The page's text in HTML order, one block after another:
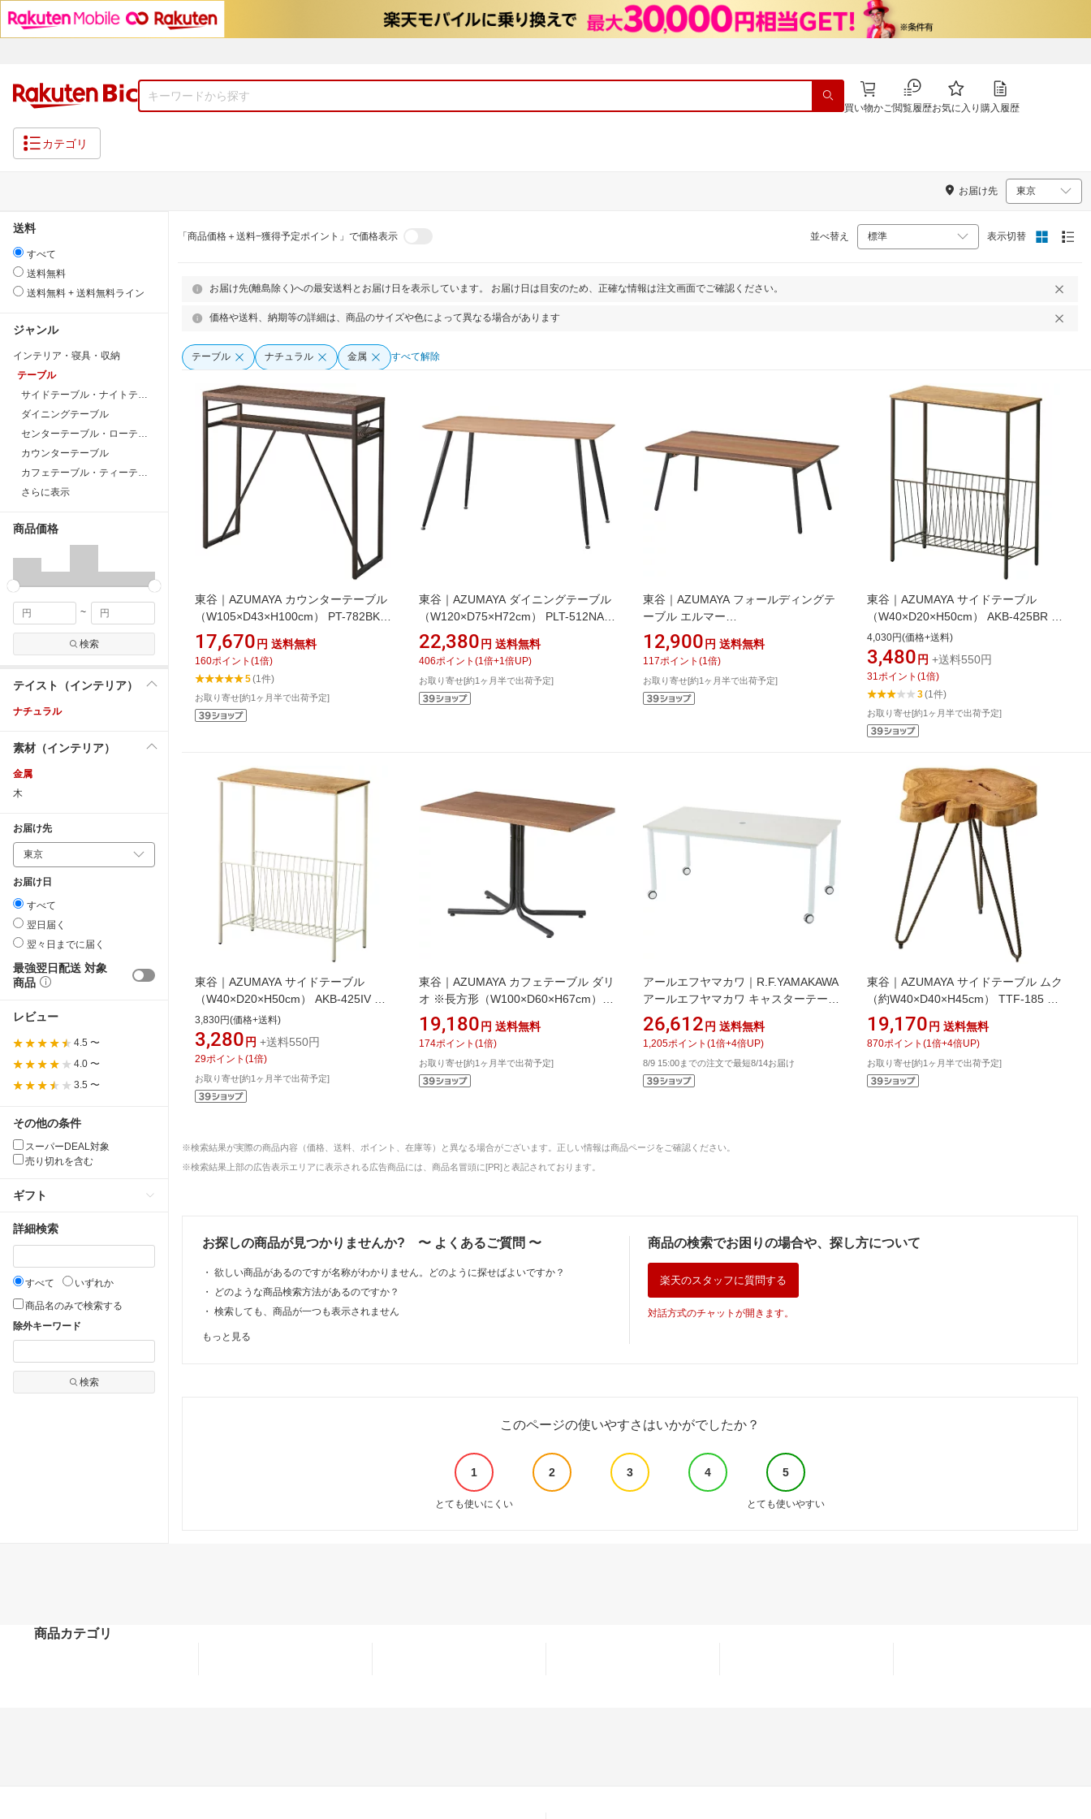
買い物かご閲覧履歴お気に入り 購入履歴
カテゴリ
お届け先
送料
すべて
送料無料
送料無料 + 送料無料ライン
ジャンル
インテリア・寝具・収納
テーブル
ダイニングテーブル
カウンターテーブル
さらに表示
商品価格
~
検索
テイスト（インテリア）
ナチュラル
素材（インテリア）
金属
木
お届け先
お届け日
すべて
翌日届く
翌々日までに届く
最強翌日配送 対象
商品
レビュー
4.5 〜
4.0 〜
3.5 〜
その他の条件
スーパーDEAL対象
売り切れを含む
ギフト
詳細検索
すべて
いずれか
商品名のみで検索する
除外キーワード
検索
「商品価格＋送料−獲得予定ポイント」で価格表示 並べ替え 表示切替
お届け先(離島除く)への最安送料とお届け日を表示しています。 お届け日は目安のため、正確な情報は注文画面でご確認ください。
価格や送料、納期等の詳細は、商品のサイズや色によって異なる場合があります
テーブル ナチュラル 金属 すべて解除
東谷｜AZUMAYA カウンターテーブル
（W105×D43×H100cm） PT-782BK
ブラック
17,670 円 送料無料
160ポイント (1 倍)
5(1件)
お取り寄せ[約1ヶ月半で出荷予定]
東谷｜AZUMAYA ダイニングテーブル
（W120×D75×H72cm） PLT-512NA
ナチュラル
22,380 円 送料無料
406ポイント (1 倍+1 倍UP)
お取り寄せ[約1ヶ月半で出荷予定]
東谷｜AZUMAYA フォールディングテ
ーブル エルマー
（W90×D48×H35cm） END-351 ブラ
ウン
12,900 円 送料無料
117ポイント (1 倍)
お取り寄せ[約1ヶ月半で出荷予定]
東谷｜AZUMAYA サイドテーブル
（W40×D20×H50cm） AKB-425BR ブ
ラウン
4,030円(価格+送料)
3,480 円 +送料550円
31 ポイント (1 倍)
3(1件)
お取り寄せ[約1ヶ月半で出荷予定]
東谷｜AZUMAYA サイドテーブル
（W40×D20×H50cm） AKB-425IV ア
イボリー
3,830円(価格+送料)
3,280 円 +送料550円
29ポイント (1 倍)
お取り寄せ[約1ヶ月半で出荷予定]
東谷｜AZUMAYA カフェテーブル ダリ
オ ※長方形（W100×D60×H67cm）
END-224TBR ブラウン
19,180 円 送料無料
174ポイント (1 倍)
お取り寄せ[約1ヶ月半で出荷予定]
アールエフヤマカワ｜R.F.YAMAKAWA
アールエフヤマカワ キャスターテーブ
ル脚 W1600xD800 RFCTT-
WL1680NA
26,612 円 送料無料
1,205ポイント (1 倍+4倍UP)
8/9 15:00までの注文で最短8/14お届け
東谷｜AZUMAYA サイドテーブル ムク
（約W40×D40×H45cm） TTF-185 ブ
ラウン
19,170 円 送料無料
870ポイント (1 倍+4倍UP)
お取り寄せ[約1ヶ月半で出荷予定]
※検索結果が実際の商品内容（価格、送料、ポイント、在庫等）と異なる場合がございます。正しい情報は商品ページをご確認ください。
※検索結果上部の広告表示エリアに表示される広告商品には、商品名冒頭に[PR]と表記されております。
お探しの商品が見つかりませんか? 〜 よくあるご質問 〜
・ 欲しい商品があるのですが名称がわかりません。どのように探せばよいですか？
・
どのような商品検索方法があるのですか？
・ 検索しても、商品が一つも表示されません
もっと見る
商品の検索でお困りの場合や、探し方について
楽天のスタッフに質問する
対話方式のチャットが開きます。
このページの使いやすさはいかがでしたか？
1 2 3 4 5
とても使いにくい とても使いやすい
商品カテゴリ